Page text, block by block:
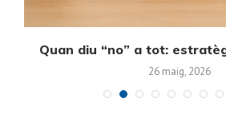
Quan diu “no” a tot:
26 maig, 2026